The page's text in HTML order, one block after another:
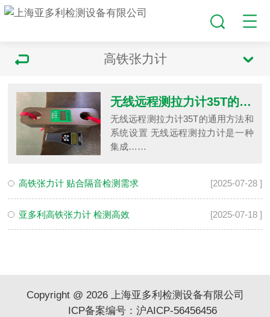
高铁张力计
无线远程测拉力计35T的通用方法和系统设置
无线远程测拉力计35T的通用方法和
系统设置 无线远程测拉力计是一种
集成……
高铁张力计 贴合隔音检测需求 [2025-07-28 ]
亚多利高铁张力计 检测高效 [2025-07-18 ]
Copyright @ 2026 上海亚多利检测设备有限公司
ICP备案编号：沪AICP-56456456